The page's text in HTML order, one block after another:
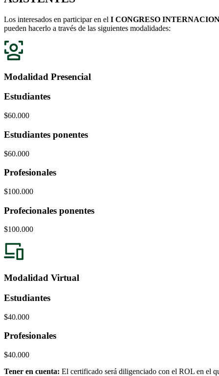
Los interesados en participar en el I CONGRESO
pueden hacerlo a través de las siguientes modalidades:
Modalidad Presencial
Estudiantes
$60.000
Estudiantes ponentes
$60.000
Profesionales
$100.000
Profecionales ponentes
$100.000
Modalidad Virtual
Estudiantes
$40.000
Profesionales
$40.000
Tener en cuenta: El certificado será diligenciado con el ROL en el